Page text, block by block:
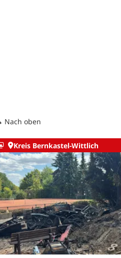
Nach oben
Kreis Bernkastel-Wittlich